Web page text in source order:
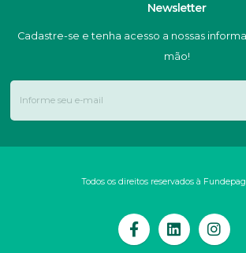
Newsletter
Cadastre-se e tenha acesso a nossas
mão!
Todos os direitos reservados à